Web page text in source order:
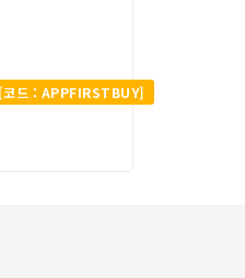
코드 : APPFIRSTBUY]